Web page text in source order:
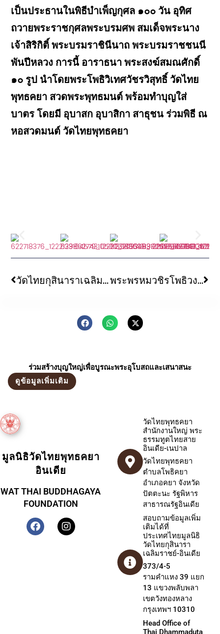
เป็นประธานในพิธีบำเพ็ญกุศล ๑๐๐ วัน อุทิศ
ถวายพระราชกุศลพระบรมศพ สมเด็จพระนาง
เจ้าสิริกิติ์ พระบรมราชินีนาถ พระบรมราชชนนี
พันปีหลวง การนี้ อาราธนา พระสงฆ์สมณศักดิ์
๑๐ รูป นำโดยพระโพธิวิเทศวัชรวิสุทธิ์ วัดไทย
พุทธคยา สวดพระพุทธมนต์ พร้อมทำบุญใส่
บาตร โดยมี อุบาสก อุบาสิกา สาธุชน ร่วมพิธี ณ
หอสวดมนต์ วัดไทยพุทธคยา
วัดไทยกุสินาราเฉลิมราชย์ จัดพิธีบำเพ็ญกุศลสตมวาร (๑๐๐วัน) สมเด็จพระนางเจ้าสิริกิติ์ พระบรมราชินีนาถ พระบรมราชชนนีพันปีหลวง พระพรหมวชิรโพธิวงศ์ เจ้าอาวาสวัดไทยพุทธคยา จัดพิธียกช่อฟ้าอุโบสถ ในวันพระที่ ๑๐ กุมภาพันธ์ ๒๕๖๙ ณ วัดไทยพุทธคยา รัฐพิหาร สาธารณรัฐอินเดีย
ร่วมสร้างบุญใหญ่เพื่อบูรณะพระอุโบสถและเสนาสนะ
ดูข้อมูลเพิ่มเติม
มูลนิธิวัดไทยพุทธคยา
อินเดีย
WAT THAI BUDDHAGAYA
FOUNDATION
วัดไทยพุทธคยา
สำนักงานใหญ่ พระ
ธรรมทูตไทยสาย
อินเดีย-เนปาล
วัดไทยพุทธคยา
ตำบลโพธิคยา
อำเภอคยา จังหวัด
ปัตตะนะ รัฐพิหาร
สาธารณรัฐอินเดีย
สอบถามข้อมูลเพิ่ม
เติมได้ที่
ประเทศไทยมูลนิธิ
วัดไทยกุสินารา
เฉลิมราชย์-อินเดีย
373/4-5
รามคำแหง 39 แยก
13 แขวงพลับพลา
เขตวังทองหลาง
กรุงเทพฯ 10310
Head Office of